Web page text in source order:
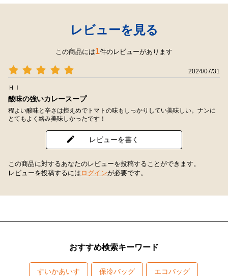
レビューを見る
この商品には1件のレビューがあります
2024/07/31
ＨＩ
酸味の強いカレースープ
程よい酸味と辛さは控えめでトマトの味もしっかりしてい美味しい。ナンに
とてもよく絡み美味しかったです！
レビューを書く
この商品に対するあなたのレビューを投稿することができます。
レビューを投稿するには ログインが必要です。
おすすめ検索キーワード
すいかあいす 保冷バッグ エコバッグ